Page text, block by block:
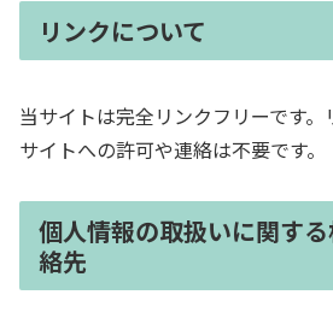
リンクについて
当サイトは完全リンクフリーです
サイトへの許可や連絡は不要です。
個人情報の取扱いに関す
絡先